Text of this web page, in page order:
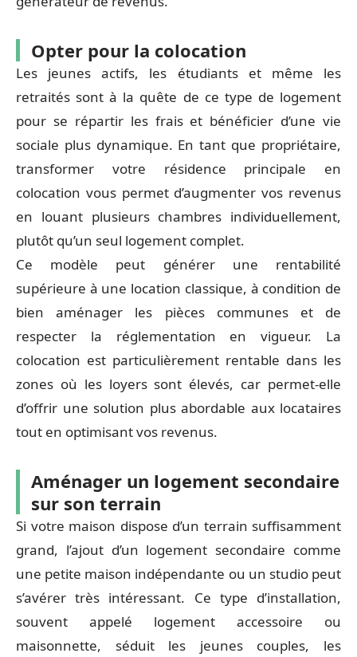
Opter pour la colocation
Les jeunes actifs, les étudiants et même les
retraités sont à la quête de ce type de logement
pour se répartir les frais et bénéficier d’une vie
sociale plus dynamique. En tant que propriétaire,
transformer votre résidence principale en
colocation vous permet d’augmenter vos revenus
en louant plusieurs chambres individuellement,
plutôt qu’un seul logement complet.
Ce modèle peut générer une rentabilité
supérieure à une location classique, à condition de
bien aménager les pièces communes et de
respecter la réglementation en vigueur. La
colocation est particulièrement rentable dans les
zones où les loyers sont élevés, car permet-elle
d’offrir une solution plus abordable aux locataires
tout en optimisant vos revenus.
Aménager un logement secondaire
sur son terrain
Si votre maison dispose d’un terrain suffisamment
grand, l’ajout d’un logement secondaire comme
une petite maison indépendante ou un studio peut
s’avérer très intéressant. Ce type d’installation,
souvent appelé logement accessoire ou
maisonnette, séduit les jeunes couples, les